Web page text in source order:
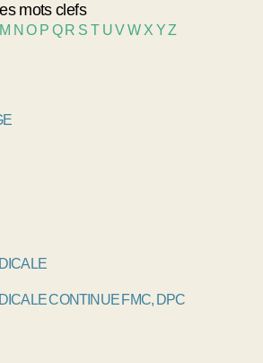
mots clefs
M NO P Q R S T UVW X YZ
CONTINUE FMC, DPC